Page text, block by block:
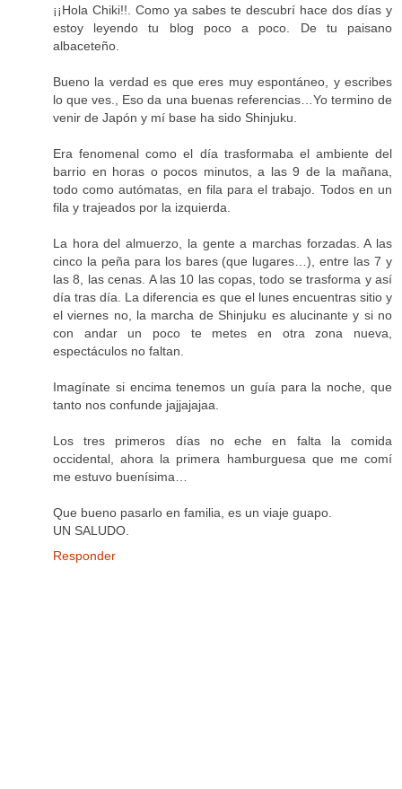
¡¡Hola Chiki!!. Como ya sabes te descubrí hace dos días y
estoy leyendo tu blog poco a poco. De tu paisano
albaceteño.
Bueno la verdad es que eres muy espontáneo, y escribes
lo que ves., Eso da una buenas referencias…Yo termino de
venir de Japón y mí base ha sido Shinjuku.
Era fenomenal como el día trasformaba el ambiente del
barrio en horas o pocos minutos, a las 9 de la mañana,
todo como autómatas, en fila para el trabajo. Todos en un
fila y trajeados por la izquierda.
La hora del almuerzo, la gente a marchas forzadas. A las
cinco la peña para los bares (que lugares…), entre las 7 y
las 8, las cenas. A las 10 las copas, todo se trasforma y así
día tras día. La diferencia es que el lunes encuentras sitio y
el viernes no, la marcha de Shinjuku es alucinante y si no
con andar un poco te metes en otra zona nueva,
espectáculos no faltan.
Imagínate si encima tenemos un guía para la noche, que
tanto nos confunde jajjajajaa.
Los tres primeros días no eche en falta la comida
occidental, ahora la primera hamburguesa que me comí
me estuvo buenísima…
Que bueno pasarlo en familia, es un viaje guapo.
UN SALUDO.
Responder